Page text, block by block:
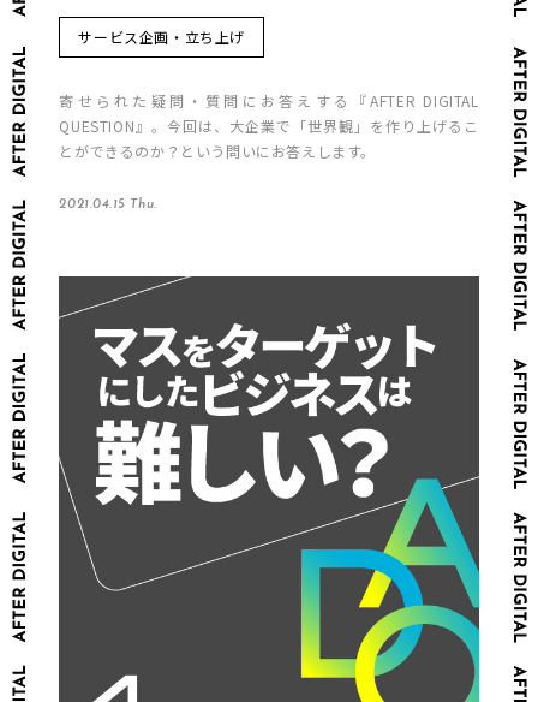
サービス企画・立ち上げ
寄せられた疑問・質問にお答えする『AFTER DIGITAL
QUESTION』。今回は、大企業で「世界観」を作り上げるこ
とができるのか？という問いにお答えします。
2021.04.15 Thu.